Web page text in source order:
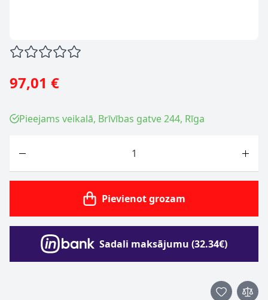
97,01 €
Pieejams veikalā, Brīvības gatve 244, Rīga
Pievienot grozam
Sadali maksājumu (32.34€)